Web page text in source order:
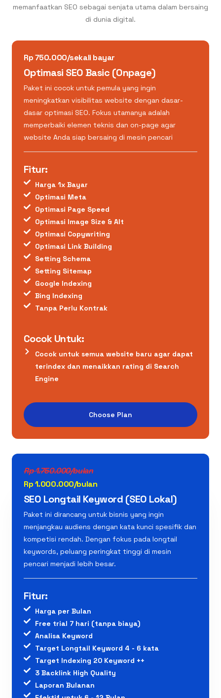
memanfaatkan SEO sebagai senjata utama dalam bersaing
di dunia digital.
Rp 750.000/sekali bayar
Optimasi SEO Basic (Onpage)
Paket ini cocok untuk pemula yang ingin
meningkatkan visibilitas website dengan dasar-
dasar optimasi SEO. Fokus utamanya adalah
memperbaiki elemen teknis dan on-page agar
website Anda siap bersaing di mesin pencari
Fitur:
Harga 1x Bayar
Optimasi Meta
Optimasi Page Speed
Optimasi Image Size & Alt
Optimasi Copywriting
Optimasi Link Building
Setting Schema
Setting Sitemap
Google Indexing
Bing Indexing
Tanpa Perlu Kontrak
Cocok Untuk:
Cocok untuk semua website baru agar dapat
terindex dan menaikkan rating di Search
Engine
Choose Plan
Rp 1.750.000/bulan
Rp 1.000.000/bulan
SEO Longtail Keyword (SEO Lokal)
Paket ini dirancang untuk bisnis yang ingin
menjangkau audiens dengan kata kunci spesifik dan
kompetisi rendah. Dengan fokus pada longtail
keywords, peluang peringkat tinggi di mesin
pencari menjadi lebih besar.
Fitur:
Harga per Bulan
Free trial 7 hari (tanpa biaya)
Analisa Keyword
Target Longtail Keyword 4 - 6 kata
Target Indexing 20 Keyword ++
3 Backlink High Quality
Laporan Bulanan